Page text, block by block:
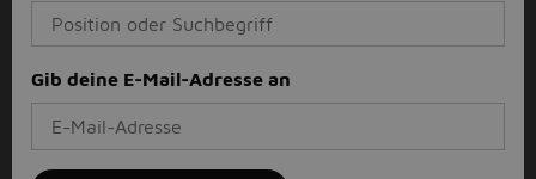
Gib deine E-Mail-Adresse an